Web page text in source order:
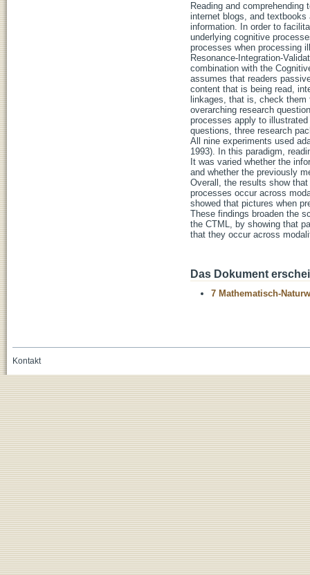
Reading and
internet blogs, and
information. In order to
underlying cognitive
processes when processing
Resonance-Integration-
combination with the
assumes that readers
content that is being read,
linkages, that is, check
overarching research
processes apply to
questions, three research
All nine experiments used
1993). In this paradigm,
It was varied whether the
and whether the previously
Overall, the results show
processes occur across
showed that pictures when
These findings broaden the
the CTML, by showing that
that they occur across
Das Dokument
7 Mathematisch-
Kontakt